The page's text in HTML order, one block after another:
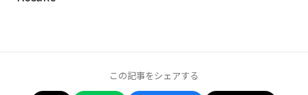
この記事をシェアする